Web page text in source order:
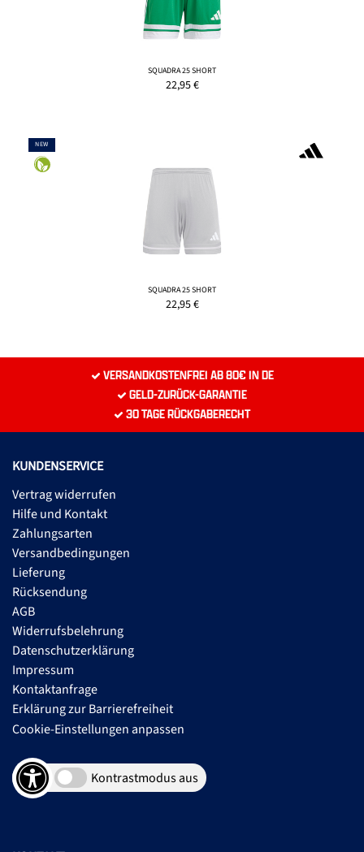
SQUADRA 25 SHORT
22,95€
NEW
SQUADRA 25 SHORT
22,95€
VERSANDKOSTENFREI AB 80€ IN DE
GELD-ZURÜCK-GARANTIE
30 TAGE RÜCKGABERECHT
KUNDENSERVICE
Vertrag widerrufen
Hilfe und Kontakt
Zahlungsarten
Versandbedingungen
Lieferung
Rücksendung
AGB
Widerrufsbelehrung
Datenschutzerklärung
Impressum
Kontaktanfrage
Erklärung zur Barrierefreiheit
Cookie-Einstellungen anpassen
Kontrastmodus aus